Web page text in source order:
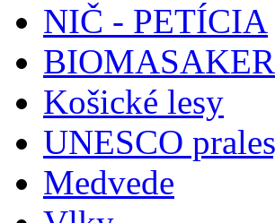
NIČ - PETÍCIA
BIOMASAKER
Košické lesy
UNESCO
Medvede